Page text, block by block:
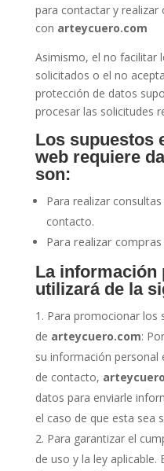
para contactar y realizar
con arteycuero.com
Asimismo, el no facilitar
solicitados o el no
protección de datos
procesar las solicitudes
Los supuestos
web requiere
son:
Para realizar
contacto.
Para realizar
La información
utilizará de la
Para promocionar los
de arteycuero.com:
su información personal
de contacto,
datos para enviarle
el caso de que esta sea
Para garantizar el
de uso y la ley aplicable.